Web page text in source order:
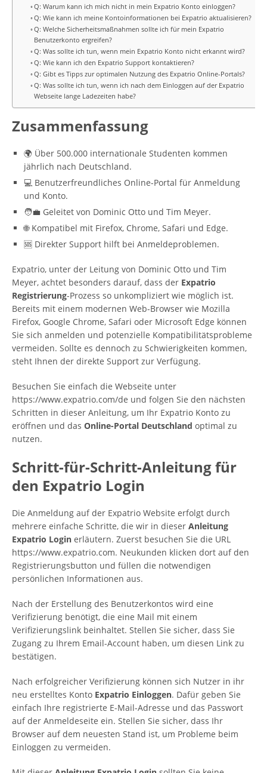
Q: Warum kann ich mich nicht in mein Expatrio Konto einloggen?
Q: Wie kann ich meine Kontoinformationen bei Expatrio aktualisieren?
Q: Welche Sicherheitsmaßnahmen sollte ich für mein Expatrio
Benutzerkonto ergreifen?
Q: Was sollte ich tun, wenn mein Expatrio Konto nicht erkannt wird?
Q: Wie kann ich den Expatrio Support kontaktieren?
Q: Gibt es Tipps zur optimalen Nutzung des Expatrio Online-Portals?
Q: Was sollte ich tun, wenn ich nach dem Einloggen auf der Expatrio
Webseite lange Ladezeiten habe?
Zusammenfassung
🌍 Über 500.000 internationale Studenten kommen
jährlich nach Deutschland.
💻 Benutzerfreundliches Online-Portal für Anmeldung
und Konto.
🧑‍💼 Geleitet von Dominic Otto und Tim Meyer.
🌐 Kompatibel mit Firefox, Chrome, Safari und Edge.
🆘 Direkter Support hilft bei Anmeldeproblemen.
Expatrio, unter der Leitung von Dominic Otto und Tim
Meyer, achtet besonders darauf, dass der Expatrio
Registrierung-Prozess so unkompliziert wie möglich ist.
Bereits mit einem modernen Web-Browser wie Mozilla
Firefox, Google Chrome, Safari oder Microsoft Edge können
Sie sich anmelden und potenzielle Kompatibilitätsprobleme
vermeiden. Sollte es dennoch zu Schwierigkeiten kommen,
steht Ihnen der direkte Support zur Verfügung.
Besuchen Sie einfach die Webseite unter
https://www.expatrio.com/de und folgen Sie den nächsten
Schritten in dieser Anleitung, um Ihr Expatrio Konto zu
eröffnen und das Online-Portal Deutschland optimal zu
nutzen.
Schritt-für-Schritt-Anleitung für
den Expatrio Login
Die Anmeldung auf der Expatrio Website erfolgt durch
mehrere einfache Schritte, die wir in dieser Anleitung
Expatrio Login erläutern. Zuerst besuchen Sie die URL
https://www.expatrio.com. Neukunden klicken dort auf den
Registrierungsbutton und füllen die notwendigen
persönlichen Informationen aus.
Nach der Erstellung des Benutzerkontos wird eine
Verifizierung benötigt, die eine Mail mit einem
Verifizierungslink beinhaltet. Stellen Sie sicher, dass Sie
Zugang zu Ihrem Email-Account haben, um diesen Link zu
bestätigen.
Nach erfolgreicher Verifizierung können sich Nutzer in ihr
neu erstelltes Konto Expatrio Einloggen. Dafür geben Sie
einfach Ihre registrierte E-Mail-Adresse und das Passwort
auf der Anmeldeseite ein. Stellen Sie sicher, dass Ihr
Browser auf dem neuesten Stand ist, um Probleme beim
Einloggen zu vermeiden.